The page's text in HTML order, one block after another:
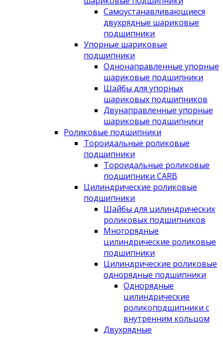
Самоустанавливающиеся
двухрядные шариковые
подшипники
Упорные шариковые
подшипники
Однонаправленные упорные
шариковые подшипники
Шайбы для упорных
шариковых подшипников
Двунаправленные упорные
шариковые подшипники
Роликовые подшипники
Тороидальные роликовые
подшипники
Тороидальные роликовые
подшипники CARB
Цилиндрические роликовые
подшипники
Шайбы для цилиндрических
роликовых подшипников
Многорядные
цилиндрические роликовые
подшипники
Цилиндрические роликовые
однорядные подшипники
Однорядные
цилиндрические
роликоподшипники с
внутренним кольцом
Двухрядные